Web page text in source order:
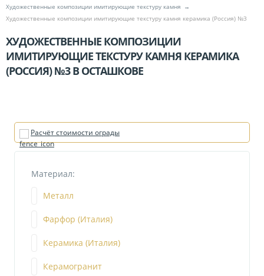
Художественные композиции имитирующие текстуру камня
Художественные композиции имитирующие текстуру камня керамика (Россия) №3
ХУДОЖЕСТВЕННЫЕ КОМПОЗИЦИИ
ИМИТИРУЮЩИЕ ТЕКСТУРУ КАМНЯ КЕРАМИКА
(РОССИЯ) №3 В ОСТАШКОВЕ
Расчёт стоимости ограды
Материал:
Металл
Фарфор (Италия)
Керамика (Италия)
Керамогранит